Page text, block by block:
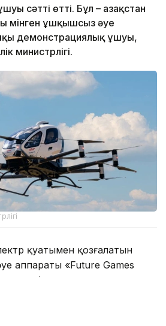
сәтті өтті. Бұл – Қазақстан
мінген ұшқышсыз әуе
демонстрациялық ұшуы,
министрлігі.
қуатымен қозғалатын
аппараты «Future Games
аясында елордадағы